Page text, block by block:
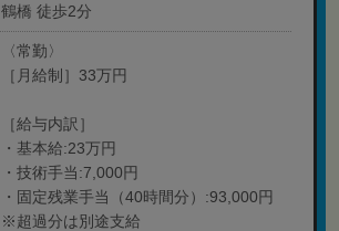
鶴橋 徒歩2分
〈常勤〉
［月給制］33万円
［給与内訳］
・基本給:23万円
・技術手当:7,000円
・固定残業手当（40時間分）:93,000円
※超過分は別途支給